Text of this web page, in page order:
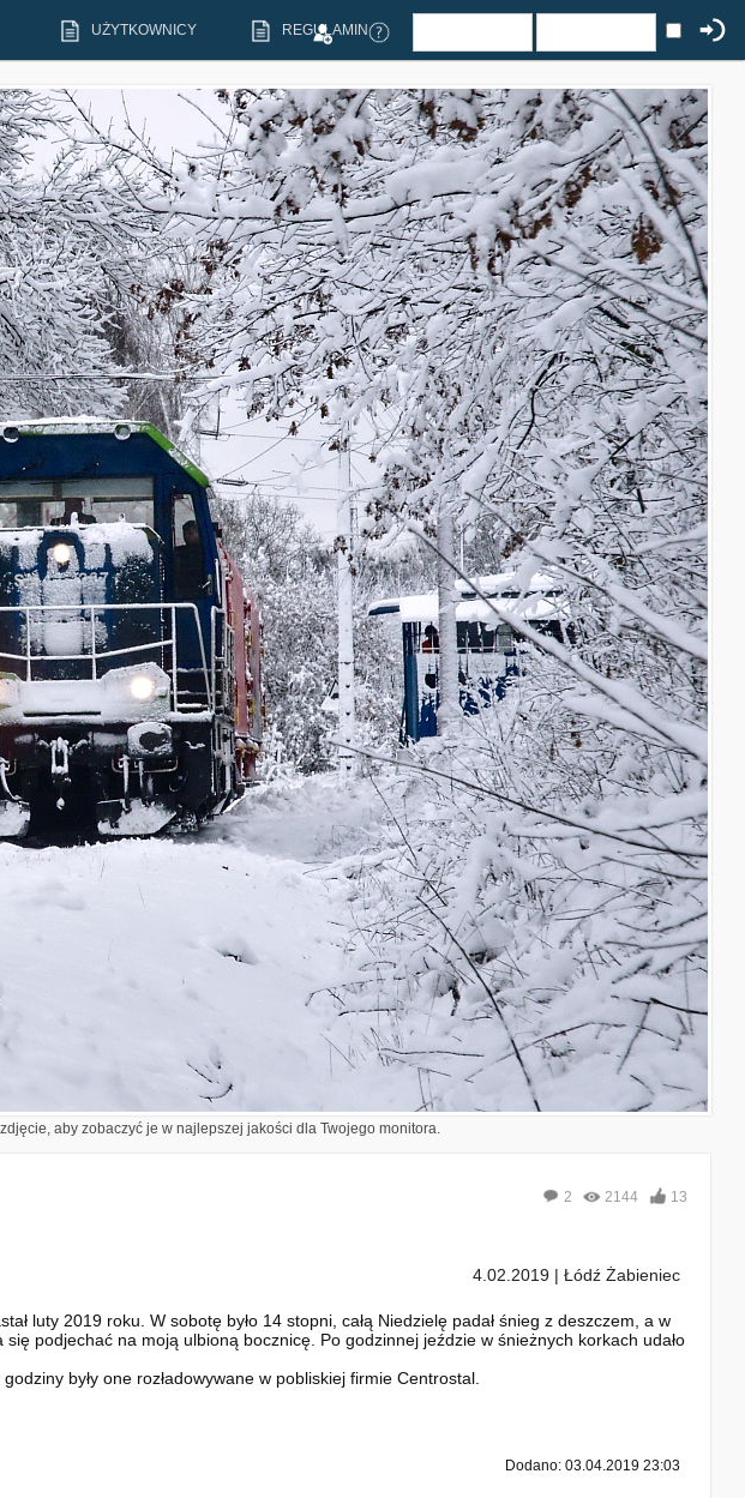
UŻYTKOWNICY REGULAMIN
aby zobaczyć je w najlepszej jakości dla Twojego monitora.
2 2144 13
4.02.2019 | Łódź Żabieniec
luty 2019 roku. W sobotę było 14 stopni, całą Niedzielę padał śnieg z deszczem, a w
podjechać na moją ulbioną bocznicę. Po godzinnej jeździe w śnieżnych korkach udało
były one rozładowywane w pobliskiej firmie Centrostal.
Dodano: 03.04.2019 23:03